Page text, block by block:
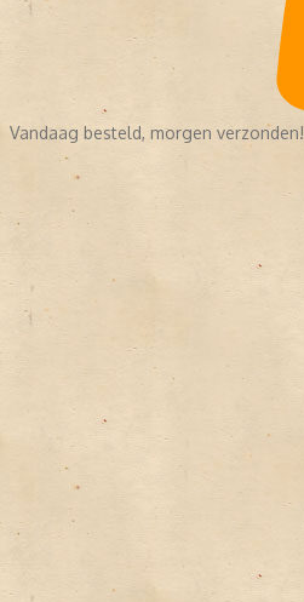
Vandaag besteld, morgen verzonden!